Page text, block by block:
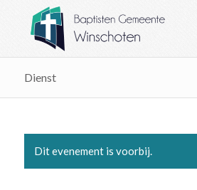
Dienst
Dit evenement is voorbij.